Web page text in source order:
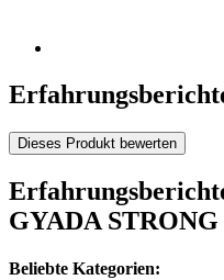
Dieses Produkt bewerten
GYADA
Beliebte Kategorien: